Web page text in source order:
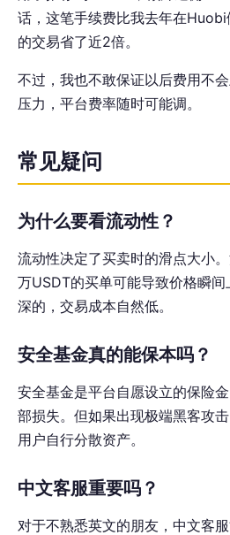
话，这笔手续费比我去年在
的交易省了近2倍。
不过，我也不敢保证以后费用不
压力，平台费率随时可能调。
常见疑问
为什么要看流动性？
流动性决定了买卖时的滑点大小
万USDT的买单可能导致价格瞬
深的，交易成本自然低。
安全基金真的能保本吗？
安全基金是平台自愿设立的保险
部损失。但如果出现极端黑客攻
用户自行分散资产。
中文客服重要吗？
对于不熟悉英文的朋友，中文客服